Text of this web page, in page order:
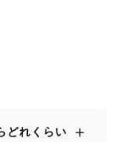
どれくらい
＋